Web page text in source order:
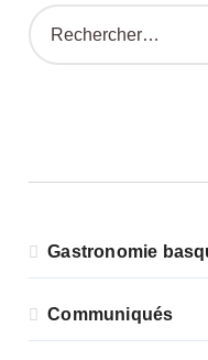
R
e
h
:
Gastronomie
Communiqués